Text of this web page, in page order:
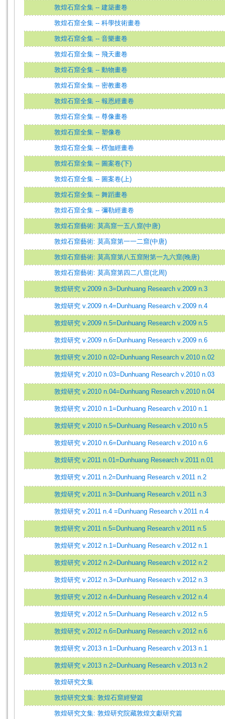
敦煌石窟全集 -- 建築畫卷
敦煌石窟全集 -- 科學技術畫卷
敦煌石窟全集 -- 音樂畫卷
敦煌石窟全集 -- 飛天畫卷
敦煌石窟全集 -- 動物畫卷
敦煌石窟全集 -- 密教畫卷
敦煌石窟全集 -- 報恩經畫卷
敦煌石窟全集 -- 尊像畫卷
敦煌石窟全集 -- 塑像卷
敦煌石窟全集 -- 楞伽經畫卷
敦煌石窟全集 -- 圖案卷(下)
敦煌石窟全集 -- 圖案卷(上)
敦煌石窟全集 -- 舞蹈畫卷
敦煌石窟全集 -- 彌勒經畫卷
敦煌石窟藝術: 莫高窟一五八窟(中唐)
敦煌石窟藝術: 莫高窟第一一二窟(中唐)
敦煌石窟藝術: 莫高窟第八五窟附第一九六窟(晚唐)
敦煌石窟藝術: 莫高窟第四二八窟(北周)
敦煌研究 v.2009 n.3=Dunhuang Research v.2009 n.3
敦煌研究 v.2009 n.4=Dunhuang Research v.2009 n.4
敦煌研究 v.2009 n.5=Dunhuang Research v.2009 n.5
敦煌研究 v.2009 n.6=Dunhuang Research v.2009 n.6
敦煌研究 v.2010 n.02=Dunhuang Research v.2010 n.02
敦煌研究 v.2010 n.03=Dunhuang Research v.2010 n.03
敦煌研究 v.2010 n.04=Dunhuang Research v.2010 n.04
敦煌研究 v.2010 n.1=Dunhuang Research v.2010 n.1
敦煌研究 v.2010 n.5=Dunhuang Research v.2010 n.5
敦煌研究 v.2010 n.6=Dunhuang Research v.2010 n.6
敦煌研究 v.2011 n.01=Dunhuang Research v.2011 n.01
敦煌研究 v.2011 n.2=Dunhuang Research v.2011 n.2
敦煌研究 v.2011 n.3=Dunhuang Research v.2011 n.3
敦煌研究 v.2011 n.4 =Dunhuang Research v.2011 n.4
敦煌研究 v.2011 n.5=Dunhuang Research v.2011 n.5
敦煌研究 v.2012 n.1=Dunhuang Research v.2012 n.1
敦煌研究 v.2012 n.2=Dunhuang Research v.2012 n.2
敦煌研究 v.2012 n.3=Dunhuang Research v.2012 n.3
敦煌研究 v.2012 n.4=Dunhuang Research v.2012 n.4
敦煌研究 v.2012 n.5=Dunhuang Research v.2012 n.5
敦煌研究 v.2012 n.6=Dunhuang Research v.2012 n.6
敦煌研究 v.2013 n.1=Dunhuang Research v.2013 n.1
敦煌研究 v.2013 n.2=Dunhuang Research v.2013 n.2
敦煌研究文集
敦煌研究文集: 敦煌石窟經變篇
敦煌研究文集: 敦煌研究院藏敦煌文獻研究篇